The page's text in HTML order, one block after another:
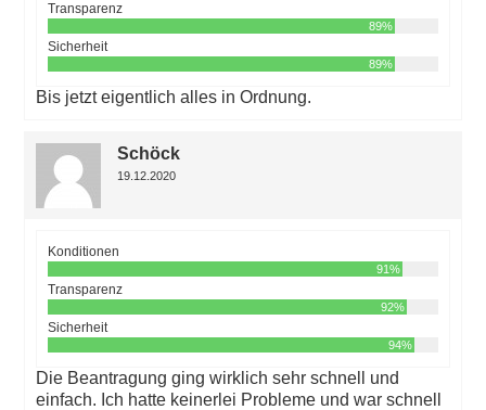
Transparenz
89%
Sicherheit
89%
Bis jetzt eigentlich alles in Ordnung.
Schöck
19.12.2020
Konditionen
91%
Transparenz
92%
Sicherheit
94%
Die Beantragung ging wirklich sehr schnell und
einfach. Ich hatte keinerlei Probleme und war schnell